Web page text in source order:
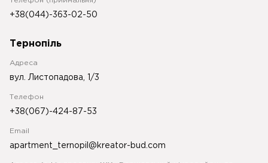
+38(044)-363-02-50
Тернопіль
Адреса
вул. Листопадова, 1/3
Телефон
+38(067)-424-87-53
Email
apartment_ternopil@kreator-bud.com